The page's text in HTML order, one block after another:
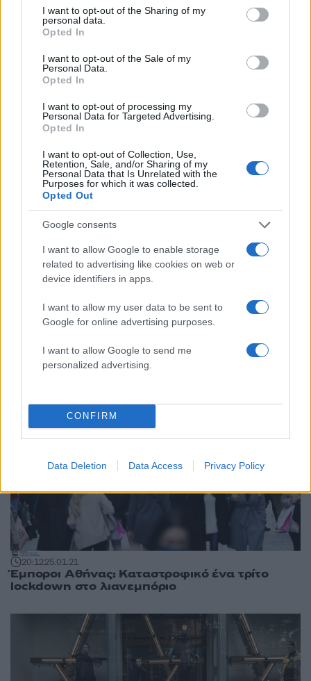
not limited to your visit or usage behaviour. You may click to
grant or deny consent to Google and its third-party tags to
use your data for below specified purposes in below Google
consent section.
I want to opt-out of the Sharing of my
personal data.
Opted In
I want to opt-out of the Sale of my
Personal Data.
Opted In
I want to opt-out of processing my
Personal Data for Targeted Advertising.
Opted In
I want to opt-out of Collection, Use,
Retention, Sale, and/or Sharing of my
Personal Data that Is Unrelated with the
Purposes for which it was collected.
Opted Out
Google consents
I want to allow Google to enable storage
related to advertising like cookies on web or
device identifiers in apps.
I want to allow my user data to be sent to
Google for online advertising purposes.
I want to allow Google to send me
personalized advertising.
CONFIRM
Data Deletion Data Access Privacy Policy
10:24 26.06.23
«Εμπρός για γενναίες μεταρρυθμίσεις» το
μήνυμα των εμπόρων την επομένη των
εκλογών
17:00 31.03.21
Lockdown – Ηράκλειο: Πλημμύρισε παπούτσια
η πλατεία – Πρωτότυπη διαμαρτυρία (pics)
20:1225.01.21
Έμποροι Αθήνας: Καταστροφικό ένα τρίτο
lockdown στο λιανεμπόριο